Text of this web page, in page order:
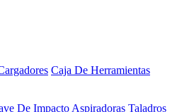
Caja De Herramientas
De Impacto Aspiradoras Taladros